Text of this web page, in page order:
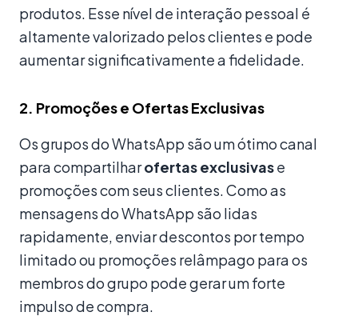
produtos. Esse nível de interação pessoal é
altamente valorizado pelos clientes e pode
aumentar significativamente a fidelidade.
2. Promoções e Ofertas Exclusivas
Os grupos do WhatsApp são um ótimo canal
para compartilharofertas exclusivase
promoções com seus clientes. Como as
mensagens do WhatsApp são lidas
rapidamente, enviar descontos por tempo
limitado ou promoções relâmpago para os
membros do grupo pode gerar um forte
impulso de compra.